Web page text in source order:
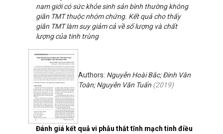
nam giới có sức khỏe sinh sản bình thường không
giãn TMT thuộc nhóm chứng. Kết quả cho thấy
giãn TMT làm suy giảm cả về số lượng và chất
lượng của tinh trùng
Đánh giá kết quả vi phẫu thắt tĩnh mạch tinh điều
Authors: Nguyễn Hoài Bắc; Đinh Văn
Toàn; Nguyễn Văn Tuấn (2019)